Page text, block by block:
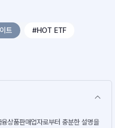
트 #HOT ETF
상품판매업자로부터 충분한 설명을